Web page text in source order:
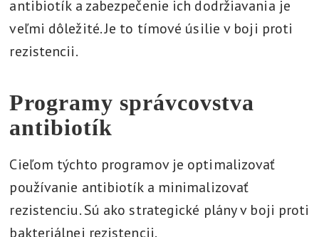
antibiotík a zabezpečenie ich dodržiavania je
veľmi dôležité. Je to tímové úsilie v boji proti
rezistencii.
Programy správcovstva
antibiotík
Cieľom týchto programov je optimalizovať
používanie antibiotík a minimalizovať
rezistenciu. Sú ako strategické plány v boji proti
bakteriálnej rezistencii.